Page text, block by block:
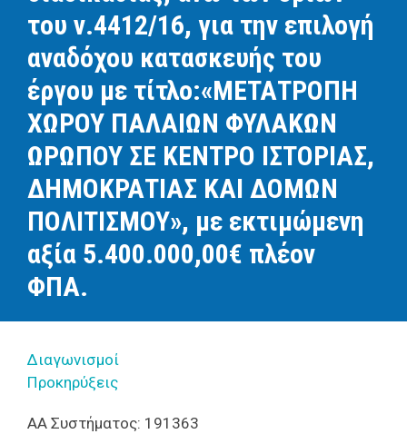
του ν.4412/16, για την επιλογή
αναδόχου κατασκευής του
έργου με τίτλο:«ΜΕΤΑΤΡΟΠΗ
ΧΩΡΟΥ ΠΑΛΑΙΩΝ ΦΥΛΑΚΩΝ
ΩΡΩΠΟΥ ΣΕ ΚΕΝΤΡΟ ΙΣΤΟΡΙΑΣ,
ΔΗΜΟΚΡΑΤΙΑΣ ΚΑΙ ΔΟΜΩΝ
ΠΟΛΙΤΙΣΜΟΥ», με εκτιμώμενη
αξία 5.400.000,00€ πλέον
ΦΠΑ.
Διαγωνισμοί
Προκηρύξεις
ΑΑ Συστήματος: 191363